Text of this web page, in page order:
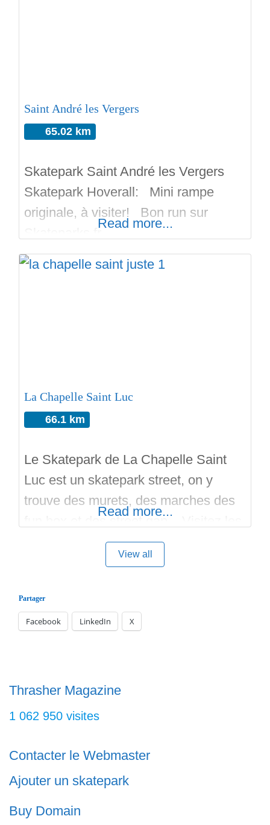
Saint André les Vergers
65.02 km
Skatepark Saint André les Vergers
Skatepark Hoverall: Mini rampe
originale, à visiter! Bon run sur
Skateparks.fr
Read more...
La Chapelle Saint Luc
66.1 km
Le Skatepark de La Chapelle Saint
Luc est un skatepark street, on y
trouve des murets, des marches des
fun box et des street gap. Visitez les
skateparks avoisinant, préparez vos
runs sur Skateparks.fr l’annuaire des
Read more...
View all
Partager
Facebook LinkedIn X
Thrasher Magazine
1 062 950 visites
Contacter le Webmaster
Ajouter un skatepark
Buy Domain